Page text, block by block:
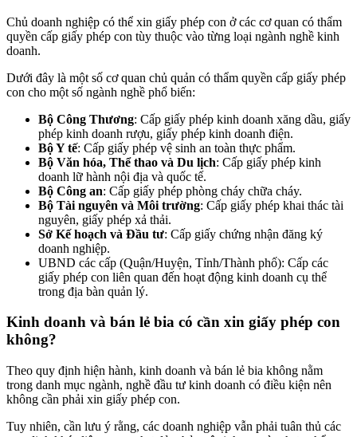
Chủ doanh nghiệp có thể xin giấy phép con ở các cơ quan có thẩm
quyền cấp giấy phép con tùy thuộc vào từng loại ngành nghề kinh
doanh.
Dưới đây là một số cơ quan chủ quản có thẩm quyền cấp giấy phép
con cho một số ngành nghề phổ biến:
Bộ Công Thương: Cấp giấy phép kinh doanh xăng dầu, giấy
phép kinh doanh rượu, giấy phép kinh doanh điện.
Bộ Y tế: Cấp giấy phép vệ sinh an toàn thực phẩm.
Bộ Văn hóa, Thể thao và Du lịch: Cấp giấy phép kinh
doanh lữ hành nội địa và quốc tế.
Bộ Công an: Cấp giấy phép phòng cháy chữa cháy.
Bộ Tài nguyên và Môi trường: Cấp giấy phép khai thác tài
nguyên, giấy phép xả thải.
Sở Kế hoạch và Đầu tư: Cấp giấy chứng nhận đăng ký
doanh nghiệp.
UBND các cấp (Quận/Huyện, Tỉnh/Thành phố): Cấp các
giấy phép con liên quan đến hoạt động kinh doanh cụ thể
trong địa bàn quản lý.
Kinh doanh và bán lẻ bia có cần xin giấy phép con
không?
Theo quy định hiện hành, kinh doanh và bán lẻ bia không nằm
trong danh mục ngành, nghề đầu tư kinh doanh có điều kiện nên
không cần phải xin giấy phép con.
Tuy nhiên, cần lưu ý rằng, các doanh nghiệp vẫn phải tuân thủ các